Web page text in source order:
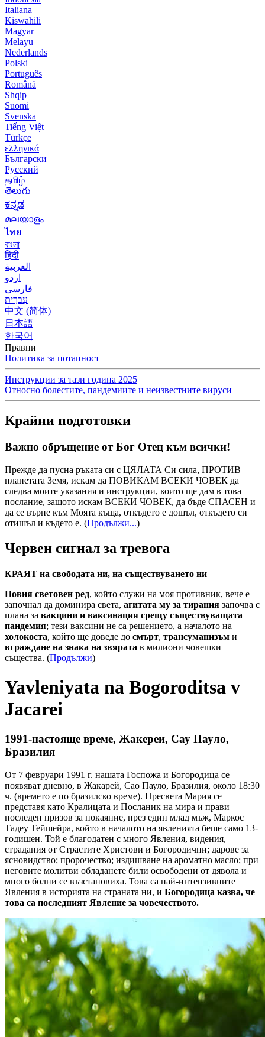
Italiana
Kiswahili
Magyar
Melayu
Nederlands
Polski
Português
Română
Shqip
Suomi
Svenska
Tiếng Việt
Türkçe
ελληνικά
Български
Русский
தமிழ்
తెలుగు
ಕನ್ನಡ
മലയാളം
ไทย
বাংলা
हिंदी
العربية
اردو
فارسی
עִברִית
中文 (简体)
日本語
한국어
Правни
Политика за потапност
Инструкции за тази година 2025
Относно болестите, пандемиите и неизвестните вируси
Крайни подготовки
Важно обръщение от Бог Отец към всички!
Прежде да пусна ръката си с ЦЯЛАТА Си сила, ПРОТИВ
планетата Земя, искам да ПОВИКАМ ВСЕКИ ЧОВЕК да
следва моите указания и инструкции, които ще дам в това
послание, защото искам ВСЕКИ ЧОВЕК, да бъде СПАСЕН и
да се върне към Моята къща, откъдето е дошъл, откъдето си
отишъл и където е. (Продължи...)
Червен сигнал за тревога
КРАЯТ на свободата ни, на съществуването ни
Новия световен ред, който служи на моя противник, вече е
започнал да доминира света, агитата му за тирания започва с
плана за вакцини и ваксинация срещу съществуващата
пандемия; тези ваксини не са решението, а началото на
холокоста, който ще доведе до смърт, трансуманизъм и
вграждане на знака на звярата в милиони човешки
същества. (Продължи)
Yavleniyata na Bogoroditsa v
Jacarei
1991-настояще време, Жакереи, Сау Пауло,
Бразилия
От 7 февруари 1991 г. нашата Госпожа и Богородица се
появяват дневно, в Жакарей, Сао Пауло, Бразилия, около 18:30
ч. (времето е по бразилско време). Пресвета Мария се
представя като Кралицата и Посланик на мира и прави
последен призов за покаяние, през един млад мъж, Маркос
Тадеу Тейшейра, който в началото на явленията беше само 13-
годишен. Той е благодатен с много Явления, видения,
страдания от Страстите Христови и Богородични; дарове за
ясновидство; пророчество; издишване на ароматно масло; при
неговите молитви обладанете били освободени от дявола и
много болни се възстановиха. Това са най-интензивните
Явления в историята на страната ни, и Богородица казва, че
това са последният Явление за човечеството.